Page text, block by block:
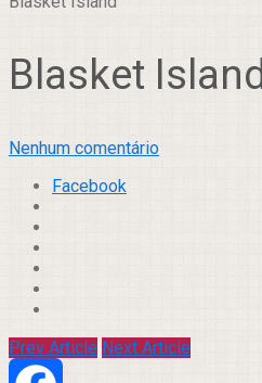
Blasket Island
Nenhum comentário
Facebook
Prev Article Next Article